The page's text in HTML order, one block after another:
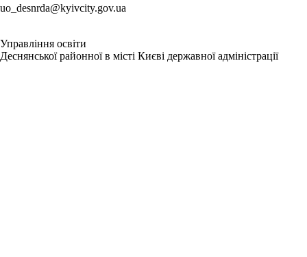
uo_desnrda@kyivcity.gov.ua
Управління освіти
Деснянської районної в місті Києві державної адміністрації